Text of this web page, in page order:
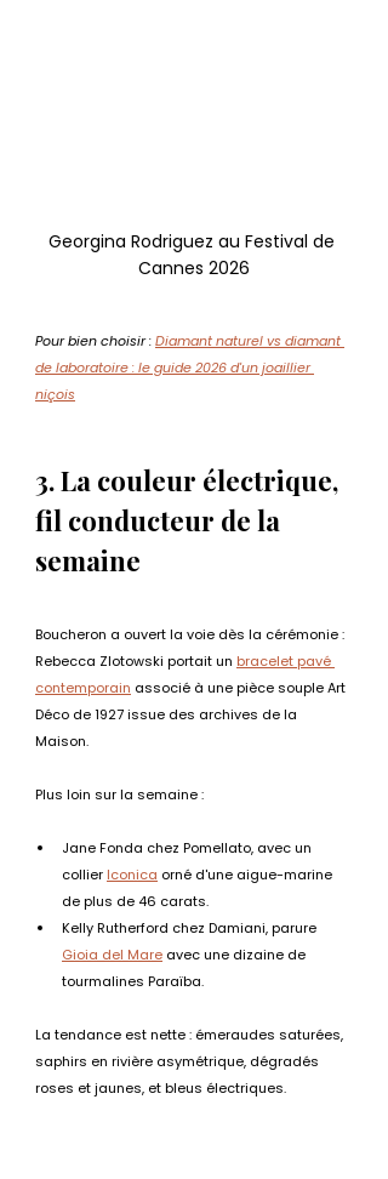
Georgina Rodriguez au Festival de
Cannes 2026
Pour bien choisir : Diamant naturel vs diamant
de laboratoire : le guide 2026 d'un joaillier
niçois
3. La couleur électrique,
fil conducteur de la
semaine
Boucheron a ouvert la voie dès la cérémonie :
Rebecca Zlotowski portait un bracelet pavé
contemporain associé à une pièce souple Art
Déco de 1927 issue des archives de la
Maison.
Plus loin sur la semaine :
Jane Fonda chez Pomellato, avec un
collier Iconica orné d'une aigue-marine
de plus de 46 carats.
Kelly Rutherford chez Damiani, parure
Gioia del Mare avec une dizaine de
tourmalines Paraïba.
La tendance est nette : émeraudes saturées,
saphirs en rivière asymétrique, dégradés
roses et jaunes, et bleus électriques.